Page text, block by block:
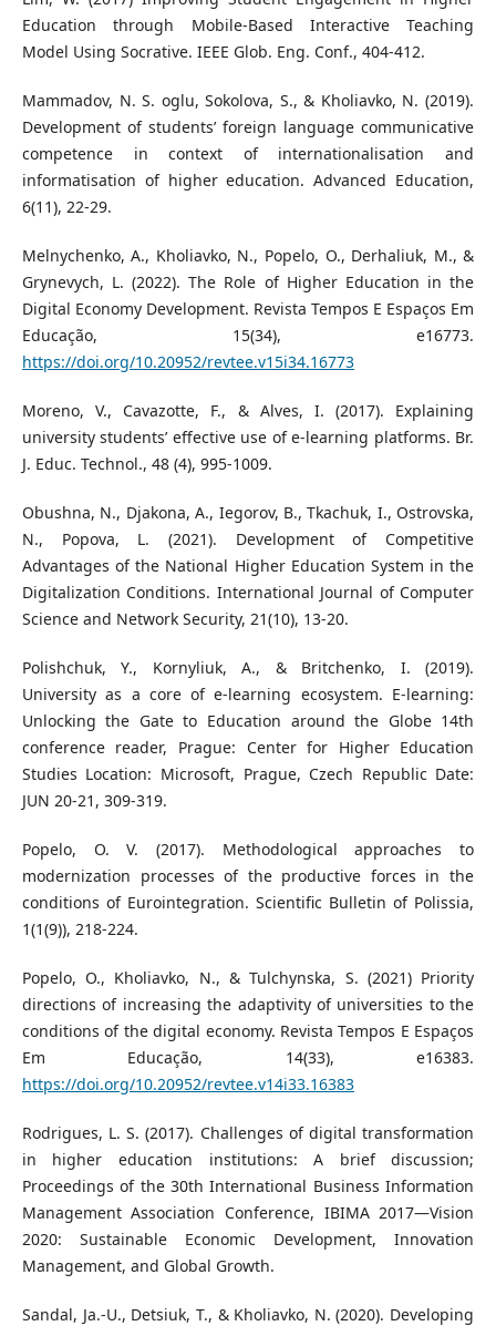
Education through Mobile-Based Interactive Teaching
Model Using Socrative. IEEE Glob. Eng. Conf., 404-412.
Mammadov, N. S. oglu, Sokolova, S., & Kholiavko, N. (2019).
Development of students’ foreign language communicative
competence in context of internationalisation and
informatisation of higher education. Advanced Education,
6(11), 22-29.
Melnychenko, A., Kholiavko, N., Popelo, O., Derhaliuk, M., &
Grynevych, L. (2022). The Role of Higher Education in the
Digital Economy Development. Revista Tempos E Espaços Em
Educação, 15(34), e16773.
https://doi.org/10.20952/revtee.v15i34.16773
Moreno, V., Cavazotte, F., & Alves, I. (2017). Explaining
university students’ effective use of e-learning platforms. Br.
J. Educ. Technol., 48 (4), 995-1009.
Obushna, N., Djakona, A., Iegorov, B., Tkachuk, I., Ostrovska,
N., Popova, L. (2021). Development of Competitive
Advantages of the National Higher Education System in the
Digitalization Conditions. International Journal of Computer
Science and Network Security, 21(10), 13-20.
Polishchuk, Y., Kornyliuk, A., & Britchenko, I. (2019).
University as a core of e-learning ecosystem. E-learning:
Unlocking the Gate to Education around the Globe 14th
conference reader, Prague: Center for Higher Education
Studies Location: Microsoft, Prague, Czech Republic Date:
JUN 20-21, 309-319.
Popelo, O. V. (2017). Methodological approaches to
modernization processes of the productive forces in the
conditions of Eurointegration. Scientific Bulletin of Polissia,
1(1(9)), 218-224.
Popelo, O., Kholiavko, N., & Tulchynska, S. (2021) Priority
directions of increasing the adaptivity of universities to the
conditions of the digital economy. Revista Tempos E Espaços
Em Educação, 14(33), e16383.
https://doi.org/10.20952/revtee.v14i33.16383
Rodrigues, L. S. (2017). Challenges of digital transformation
in higher education institutions: A brief discussion;
Proceedings of the 30th International Business Information
Management Association Conference, IBIMA 2017—Vision
2020: Sustainable Economic Development, Innovation
Management, and Global Growth.
Sandal, Ja.-U., Detsiuk, T., & Kholiavko, N. (2020). Developing